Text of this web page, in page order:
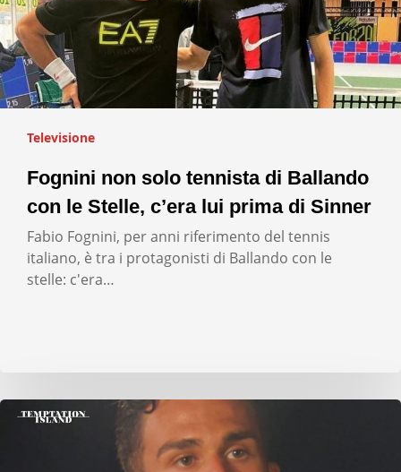
Televisione
Fognini non solo tennista di Ballando
con le Stelle, c’era lui prima di Sinner
Fabio Fognini, per anni riferimento del tennis
italiano, è tra i protagonisti di Ballando con le
stelle: c'era…